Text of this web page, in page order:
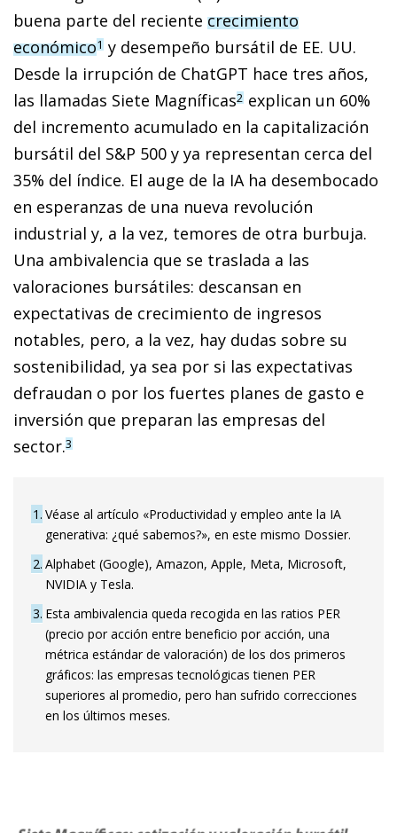
buena parte del reciente crecimiento
económico1 y desempeño bursátil de EE. UU.
Desde la irrupción de ChatGPT hace tres años,
las llamadas Siete Magníficas2 explican un 60%
del incremento acumulado en la capitalización
bursátil del S&P 500 y ya representan cerca del
35% del índice. El auge de la IA ha desembocado
en esperanzas de una nueva revolución
industrial y, a la vez, temores de otra burbuja.
Una ambivalencia que se traslada a las
valoraciones bursátiles: descansan en
expectativas de crecimiento de ingresos
notables, pero, a la vez, hay dudas sobre su
sostenibilidad, ya sea por si las expectativas
defraudan o por los fuertes planes de gasto e
inversión que preparan las empresas del
sector.3
1 Véase al artículo «Productividad y empleo ante la IA
generativa: ¿qué sabemos?», en este mismo Dossier.
2 Alphabet (Google), Amazon, Apple, Meta, Microsoft,
NVIDIA y Tesla.
3 Esta ambivalencia queda recogida en las ratios PER
(precio por acción entre beneficio por acción, una
métrica estándar de valoración) de los dos primeros
gráficos: las empresas tecnológicas tienen PER
superiores al promedio, pero han sufrido correcciones
en los últimos meses.